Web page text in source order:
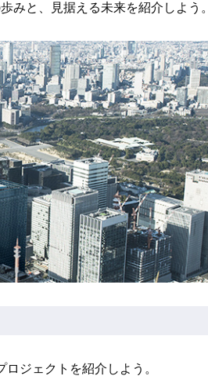
みと、見据える未来を紹介しよう。
ジェクトを紹介しよう。